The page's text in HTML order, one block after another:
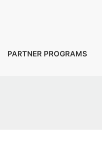
PARTNER PROGRAMS